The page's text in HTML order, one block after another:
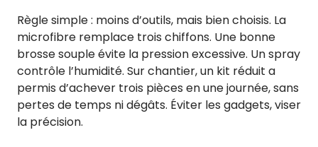
Règle simple : moins d’outils, mais bien choisis. La
microfibre remplace trois chiffons. Une bonne
brosse souple évite la pression excessive. Un spray
contrôle l’humidité. Sur chantier, un kit réduit a
permis d’achever trois pièces en une journée, sans
pertes de temps ni dégâts. Éviter les gadgets, viser
la précision.